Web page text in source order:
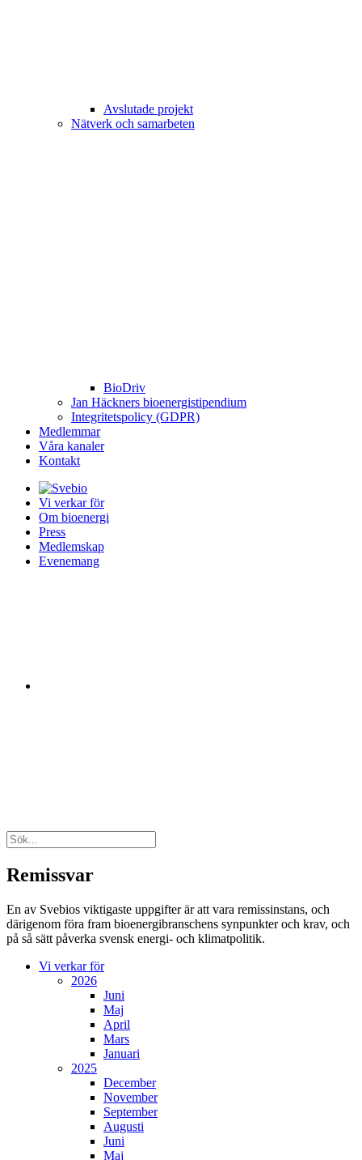
Avslutade projekt
Nätverk och samarbeten
BioDriv
Jan Häckners bioenergistipendium
Integritetspolicy (GDPR)
Medlemmar
Våra kanaler
Kontakt
Vi verkar för
Om bioenergi
Press
Medlemskap
Evenemang
Remissvar
En av Svebios viktigaste uppgifter är att vara remissinstans, och
därigenom föra fram bioenergibranschens synpunkter och krav, och
på så sätt påverka svensk energi- och klimatpolitik.
Vi verkar för
2026
Juni
Maj
April
Mars
Januari
2025
December
November
September
Augusti
Juni
Maj